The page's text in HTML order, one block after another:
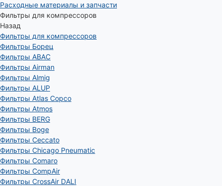
Расходные материалы и запчасти
Фильтры для компрессоров
Назад
Фильтры для компрессоров
Фильтры Борец
Фильтры ABAC
Фильтры Airman
Фильтры Almig
Фильтры ALUP
Фильтры Atlas Copco
Фильтры Atmos
Фильтры BERG
Фильтры Boge
Фильтры Ceccato
Фильтры Chicago Pneumatic
Фильтры Comaro
Фильтры CompAir
Фильтры CrossAir DALI